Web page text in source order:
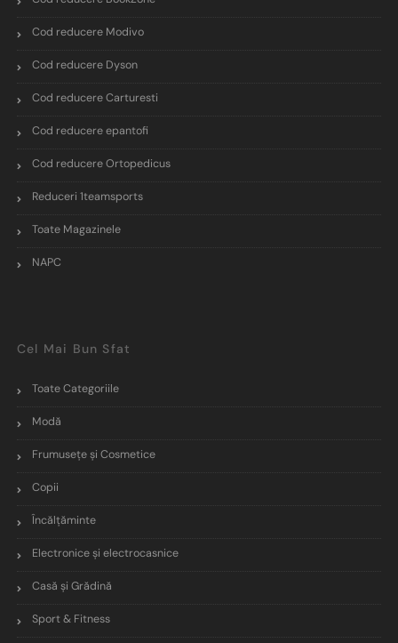
Cod reducere Modivo
Cod reducere Dyson
Cod reducere Carturesti
Cod reducere epantofi
Cod reducere Ortopedicus
Reduceri 1teamsports
Toate Magazinele
NAPC
Cel Mai Bun Sfat
Toate Categoriile
Modă
Frumusețe și Cosmetice
Copii
Încălţăminte
Electronice și electrocasnice
Casă și Grădină
Sport & Fitness